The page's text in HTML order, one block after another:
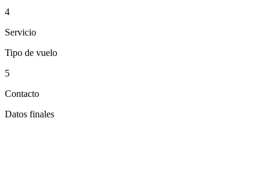
4
Servicio
Tipo de vuelo
5
Contacto
Datos finales